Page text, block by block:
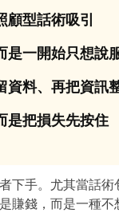
型話術吸引
是一開始只想說
資料、再把資訊
是把損失先按住
下手。尤其當話
賺錢，而是一種不